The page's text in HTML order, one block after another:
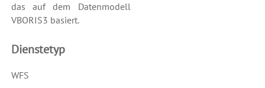
das auf dem Datenmodell
VBORIS3 basiert.
Dienstetyp
WFS